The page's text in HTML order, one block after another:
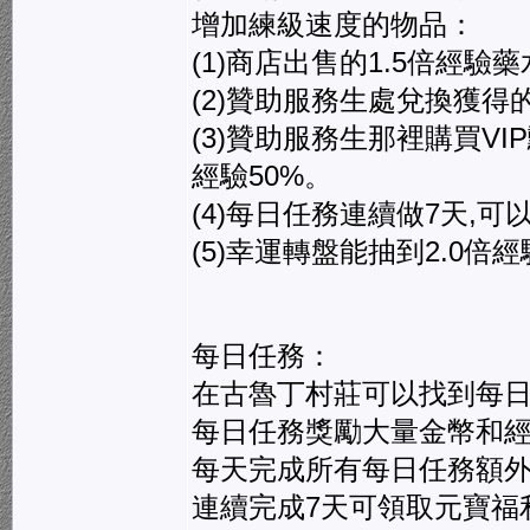
增加練級速度的物品：
(1)商店出售的1.5倍經驗藥
(2)贊助服務生處兌換獲得
(3)贊助服務生那裡購買
經驗50%。
(4)每日任務連續做7天,可
(5)幸運轉盤能抽到2.0倍經
每日任務：
在古魯丁村莊可以找到每
每日任務獎勵大量金幣和
每天完成所有每日任務額
連續完成7天可領取元寶